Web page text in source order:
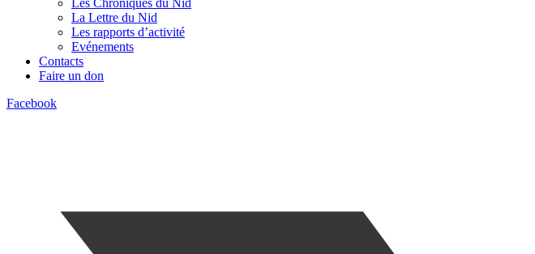
Les Chroniques du Nid
La Lettre du Nid
Les rapports d’activité
Evénements
Contacts
Faire un don
Facebook